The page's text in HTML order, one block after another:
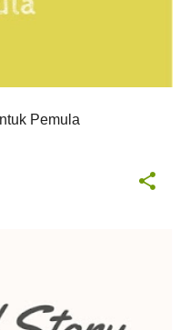
Pemula